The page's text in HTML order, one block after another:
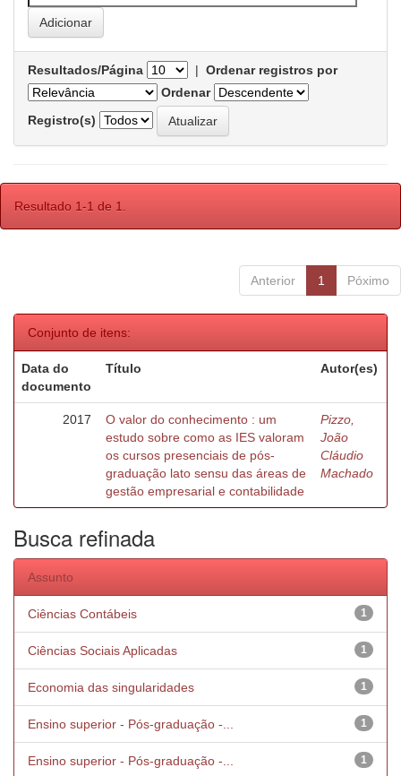
Resultados/Página | Ordenar registros por
Ordenar
Registro(s)
Resultado 1-1 de 1.
Anterior 1 Póximo
Conjunto de itens:
Data do
documento
Título Autor(es)
2017
O valor do conhecimento : um
estudo sobre como as IES valoram
os cursos presenciais de pós-
graduação lato sensu das áreas de
gestão empresarial e contabilidade
Pizzo,
João
Cláudio
Machado
Busca refinada
Assunto
1
Ciências Contábeis
1
Ciências Sociais Aplicadas
1
Economia das singularidades
1
Ensino superior - Pós-graduação -...
1
Ensino superior - Pós-graduação -...